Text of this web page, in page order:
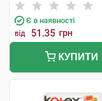
Є в наявності
від 51.35 грн
КУПИТИ